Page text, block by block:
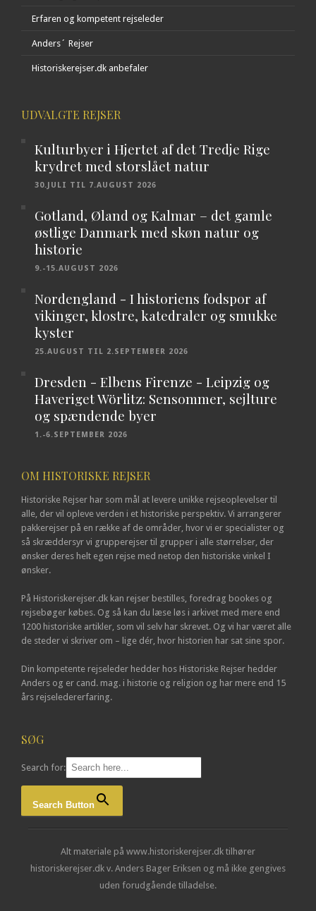
Erfaren og kompetent rejseleder
Anders´ Rejser
Historiskerejser.dk anbefaler
UDVALGTE REJSER
Kulturbyer i Hjertet af det Tredje Rige
krydret med storslået natur
30.JULI TIL 7.AUGUST 2026
Gotland, Øland og Kalmar – det gamle
østlige Danmark med skøn natur og
historie
9.-15.AUGUST 2026
Nordengland - I historiens fodspor af
vikinger, klostre, katedraler og smukke
kyster
25.AUGUST TIL 2.SEPTEMBER 2026
Dresden - Elbens Firenze - Leipzig og
Haveriget Wörlitz: Sensommer, sejlture
og spændende byer
1.-6.SEPTEMBER 2026
OM HISTORISKE REJSER
Historiske Rejser har som mål at levere unikke rejseoplevelser til
alle, der vil opleve verden i et historiske perspektiv. Vi arrangerer
pakkerejser på en række af de områder, hvor vi er specialister og
så skræddersyr vi grupperejser til grupper i alle størrelser, der
ønsker deres helt egen rejse med netop den historiske vinkel I
ønsker.
På Historiskerejser.dk kan rejser bestilles, foredrag bookes og
rejsebøger købes. Og så kan du læse løs i arkivet med mere end
1200 historiske artikler, som vil selv har skrevet. Og vi har været alle
de steder vi skriver om – lige dér, hvor historien har sat sine spor.
Din kompetente rejseleder hedder hos Historiske Rejser hedder
Anders og er cand. mag. i historie og religion og har mere end 15
års rejseledererfaring.
SØG
Search for:
Search Button
Alt materiale på www.historiskerejser.dk tilhører
historiskerejser.dk v. Anders Bager Eriksen og må ikke gengives
uden forudgående tilladelse.